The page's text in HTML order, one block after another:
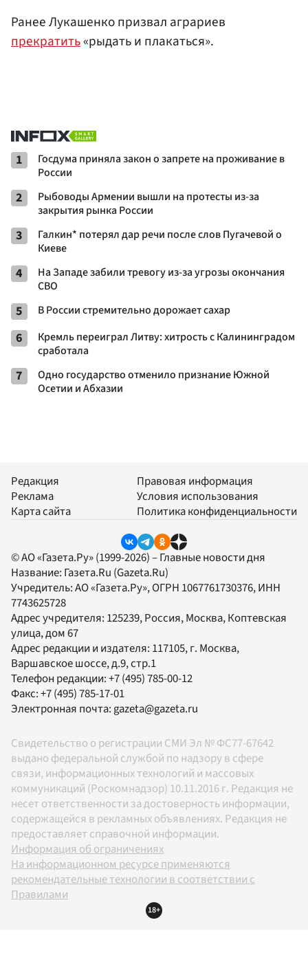
Ранее Лукашенко призвал аграриев
прекратить«рыдать и плакаться».
1
Госдума приняла закон о запрете на проживание в
России
2
Рыбоводы Армении вышли на протесты из-за
закрытия рынка России
3
Галкин* потерял дар речи после слов Пугачевой о
Киеве
4
На Западе забили тревогу из-за угрозы окончания
СВО
5 В России стремительно дорожает сахар
6
Кремль переиграл Литву: хитрость с Калининградом
сработала
7
Одно государство отменило признание Южной
Осетии и Абхазии
Редакция
Реклама
Карта сайта
Правовая информация
Условия использования
Политика конфиденциальности
© АО «Газета.Ру» (1999-2026) – Главные новости дня
Название: Газета.Ru (Gazeta.Ru)
Учредитель:АО «Газета.Ру», ОГРН 1067761730376, ИНН
7743625728
Адрес учредителя: 125239, Россия, Москва, Коптевская
улица, дом 67
Адрес редакции и издателя: 117105, г. Москва,
Варшавское шоссе, д.9, стр.1
Телефон редакции:+7 (495) 785-00-12
Факс:+7 (495) 785-17-01
Электронная почта: gazeta@gazeta.ru
Свидетельство о регистрации СМИ Эл № ФС77-67642
выдано федеральной службой по надзору в сфере
связи, информационных технологий и массовых
коммуникаций (Роскомнадзор) 10.11.2016 г. Редакция не
несет ответственности за достоверность информации,
содержащейся в рекламных объявлениях. Редакция не
предоставляет справочной информации.
Информация об ограничениях
На информационном ресурсе применяются
рекомендательные технологии в соответствии с
Правилами
18+